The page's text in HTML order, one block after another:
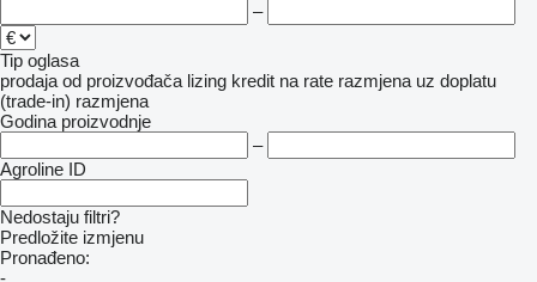
–
Tip oglasa
prodaja od proizvođača lizing kredit na rate razmjena uz doplatu
(trade-in) razmjena
Godina proizvodnje
–
Agroline ID
Nedostaju filtri?
Predložite izmjenu
Pronađeno:
-